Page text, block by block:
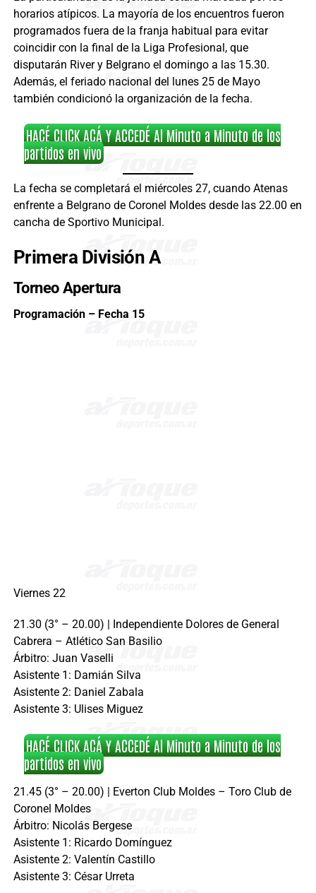
horarios atípicos. La mayoría de los encuentros fueron
programados fuera de la franja habitual para evitar
coincidir con la final de la Liga Profesional, que
disputarán River y Belgrano el domingo a las 15.30.
Además, el feriado nacional del lunes 25 de Mayo
también condicionó la organización de la fecha.
HACÉ CLICK ACÁ Y ACCEDÉ Al Minuto a Minuto de los
partidos en vivo
La fecha se completará el miércoles 27, cuando Atenas
enfrente a Belgrano de Coronel Moldes desde las 22.00 en
cancha de Sportivo Municipal.
Primera División A
Torneo Apertura
Programación – Fecha 15
Viernes 22
21.30 (3° – 20.00) | Independiente Dolores de General
Cabrera – Atlético San Basilio
Árbitro: Juan Vaselli
Asistente 1: Damián Silva
Asistente 2: Daniel Zabala
Asistente 3: Ulises Miguez
HACÉ CLICK ACÁ Y ACCEDÉ Al Minuto a Minuto de los
partidos en vivo
21.45 (3° – 20.00) | Everton Club Moldes – Toro Club de
Coronel Moldes
Árbitro: Nicolás Bergese
Asistente 1: Ricardo Domínguez
Asistente 2: Valentín Castillo
Asistente 3: César Urreta